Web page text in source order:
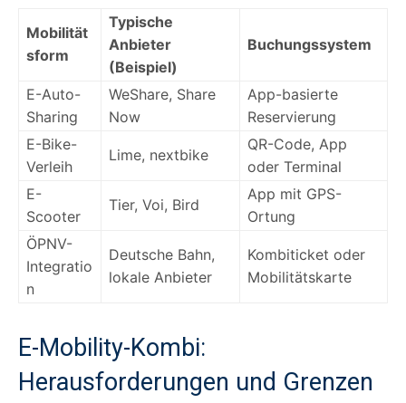
Mobilität
sform
Typische
Anbieter
(Beispiel)
Buchungssystem
E-Auto-
Sharing
WeShare, Share
Now
App-basierte
Reservierung
E-Bike-
Verleih
Lime, nextbike
QR-Code, App
oder Terminal
E-
Scooter
Tier, Voi, Bird
App mit GPS-
Ortung
ÖPNV-
Integratio
n
Deutsche Bahn,
lokale Anbieter
Kombiticket oder
Mobilitätskarte
E-Mobility-Kombi:
Herausforderungen und Grenzen